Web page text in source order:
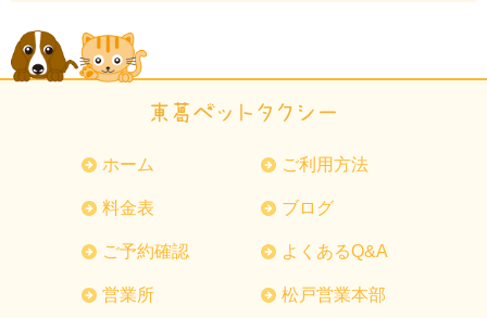
ホーム ご利用方法
料金表 ブログ
ご予約確認 よくあるQ&A
営業所 松戸営業本部